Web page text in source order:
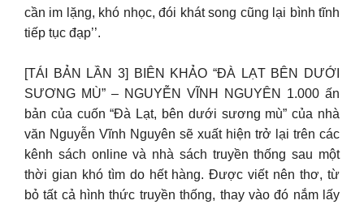
cần im lặng, khó nhọc, đói khát song cũng lại bình tĩnh
tiếp tục đạp’’.
[TÁI BẢN LẦN 3] BIÊN KHẢO “ĐÀ LẠT BÊN DƯỚI
SƯƠNG MÙ” – NGUYỄN VĨNH NGUYÊN 1.000 ấn
bản của cuốn “Đà Lạt, bên dưới sương mù” của nhà
văn Nguyễn Vĩnh Nguyên sẽ xuất hiện trở lại trên các
kênh sách online và nhà sách truyền thống sau một
thời gian khó tìm do hết hàng. Được viết nên thơ, từ
bỏ tất cả hình thức truyền thống, thay vào đó nắm lấy